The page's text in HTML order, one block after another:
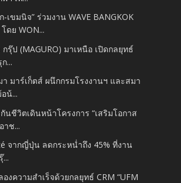
-เขมนิจ” ร่วมงาน WAVE BANGKOK
ดย WON...
กรุ๊ป (MAGURO) มาเหนือ เปิดกลยุทธ์
...
มาร์เก็ตส์ ผนึกกรมโรงงานฯ และสมา
น้...
นชีวิตเดินหน้าโครงการ “เสริมโอกาส
าช...
จากญี่ปุ่น ลดกระหน่ำถึง 45% ที่งาน
...
งความสำเร็จด้วยกลยุทธ์ CRM “UFM